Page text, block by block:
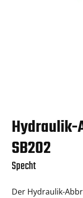
Hydraulik-
SB202
Specht
Der Hydraulik-